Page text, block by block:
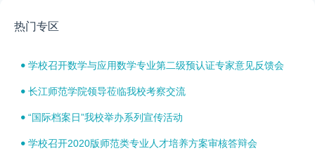
热门专区
学校召开数学与应用数学专业第二级预认证专家意见反馈会
长江师范学院领导莅临我校考察交流
“国际档案日”我校举办系列宣传活动
学校召开2020版师范类专业人才培养方案审核答辩会